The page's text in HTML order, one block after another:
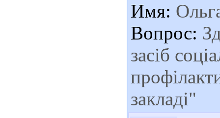
Имя:
Вопрос:
засіб
закладі"